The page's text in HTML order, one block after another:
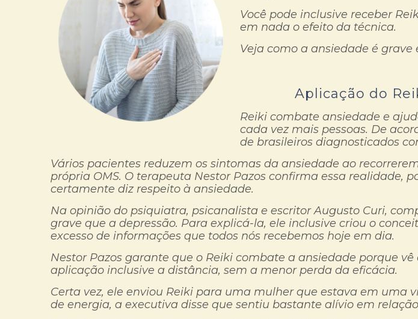
Você pode inclusive receber
em nada o efeito da técnica.
Veja como a ansiedade é
Aplicação do
Reiki combate ansiedade e
cada vez mais pessoas. De
de brasileiros diagnosticados
Vários pacientes reduzem os sintomas da ansiedade ao
própria OMS. O terapeuta Nestor Pazos confirma essa realidade,
certamente diz respeito à ansiedade.
Na opinião do psiquiatra, psicanalista e escritor Augusto Curi,
grave que a depressão. Para explicá-la, ele inclusive criou o
excesso de informações que todos nós recebemos hoje em dia.
Nestor Pazos garante que o Reiki combate a ansiedade porque
aplicação inclusive a distância, sem a menor perda da eficácia.
Certa vez, ele enviou Reiki para uma mulher que estava em uma
de energia, a executiva disse que sentiu bastante alívio em